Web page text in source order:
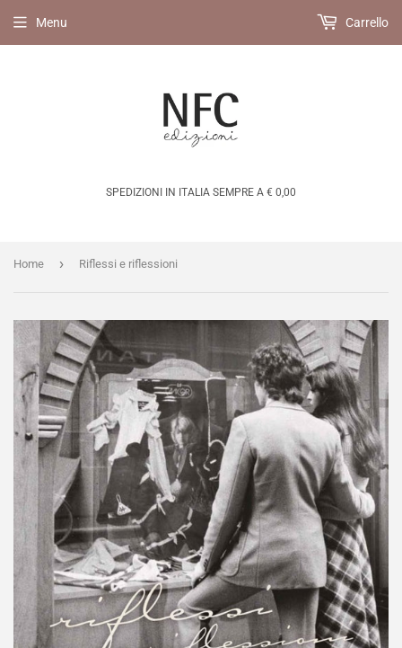
SPEDIZIONI IN ITALIA SEMPRE A € 0,00
Menu Carrello
Home › Riflessi e riflessioni